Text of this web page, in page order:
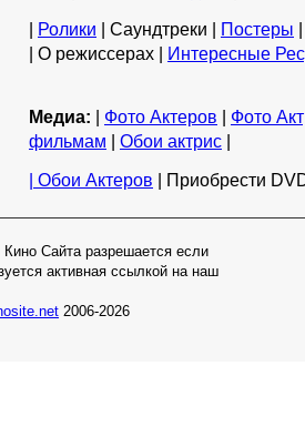
| Ролики | Саундтреки | Постеры
| О режиссерах | Интересные
Медиа: | Фото Актеров | Фото
фильмам | Обои актрис |
| Обои Актеров | Приобрести
Сайта разрешается если
активная ссылкой на наш
2006-2026